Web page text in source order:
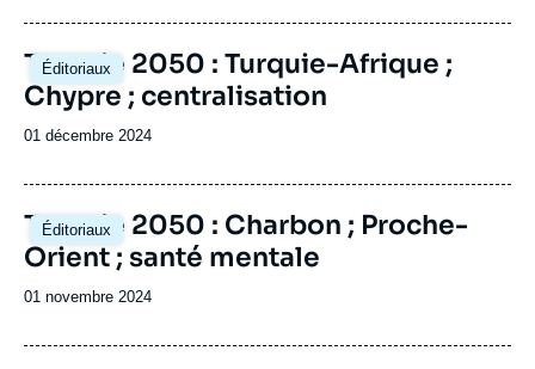
journal,
ou
émission
Éditoriaux
Image
principale
Turquie 2050 : Turquie-Afrique ;
Chypre ; centralisation
Date
publication
01 décembre 2024
Éditoriaux
Image
principale
Turquie 2050 : Charbon ; Proche-
Orient ; santé mentale
Date
publication
01 novembre 2024